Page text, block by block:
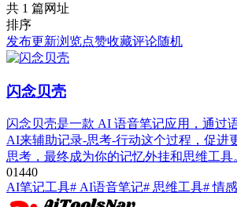
共 1 篇网址
排序
发布更新浏览点赞收藏评论随机
闪念贝壳
闪念贝壳是一款 AI 语音笔记应用，通过
AI来辅助记录-思考-行动这个过程，促进
思考，最终成为你的记忆外挂和思维工具
01440
AI笔记工具# AI语音笔记# 思维工具# 情